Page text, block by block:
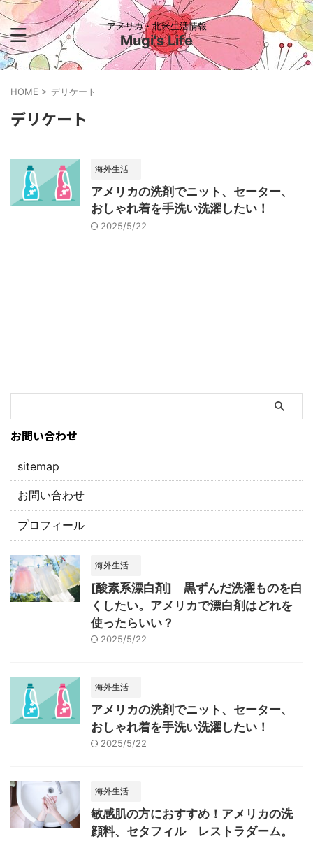
アメリカ・北米生活情報
Mugi's Life
HOME > デリケート
デリケート
海外生活
アメリカの洗剤でニット、セーター、
おしゃれ着を手洗い洗濯したい！
2025/5/22
お問い合わせ
sitemap
お問い合わせ
プロフィール
海外生活
[酸素系漂白剤] 黒ずんだ洗濯ものを白
くしたい。アメリカで漂白剤はどれを
使ったらいい？
2025/5/22
海外生活
アメリカの洗剤でニット、セーター、
おしゃれ着を手洗い洗濯したい！
2025/5/22
海外生活
敏感肌の方におすすめ！アメリカの洗
顔料、セタフィル レストラダーム。